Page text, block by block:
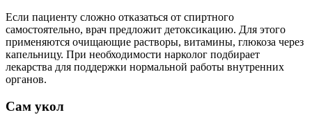
Если пациенту сложно отказаться от спиртного
самостоятельно, врач предложит детоксикацию. Для этого
применяются очищающие растворы, витамины, глюкоза через
капельницу. При необходимости нарколог подбирает
лекарства для поддержки нормальной работы внутренних
органов.
Сам укол